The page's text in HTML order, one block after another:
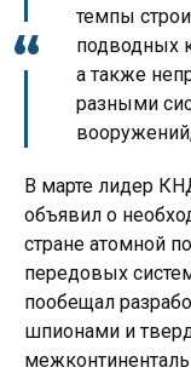
темпы
подводных
а также
разными
В марте лидер
объявил о
стране атомной
передовых
пообещал
шпионами и